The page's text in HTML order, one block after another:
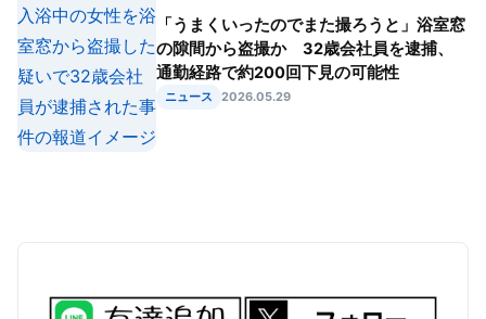
「うまくいったのでまた撮ろうと」浴室窓
の隙間から盗撮か 32歳会社員を逮捕、
通勤経路で約200回下見の可能性
ニュース 2026.05.29